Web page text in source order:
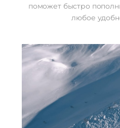
поможет быстро
любое